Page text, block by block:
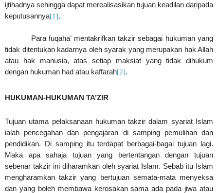
ijtihadnya sehingga dapat merealisasikan tujuan keadilan daripada
keputusannya[1].
Para fuqaha’ mentakrifkan takzir sebagai hukuman yang
tidak ditentukan kadarnya oleh syarak yang merupakan hak Allah
atau hak manusia, atas setiap maksiat yang tidak dihukum
dengan hukuman had atau kaffarah[2].
HUKUMAN-HUKUMAN TA’ZIR
Tujuan utama pelaksanaan hukuman takzir dalam syariat Islam
ialah pencegahan dan pengajaran di samping pemulihan dan
pendidikan. Di samping itu terdapat berbagai-bagai tujuan lagi.
Maka apa sahaja tujuan yang bertentangan dengan tujuan
sebenar takzir ini diharamkan oleh syariat Islam. Sebab itu Islam
mengharamkan takzir yang bertujuan semata-mata menyeksa
dan yang boleh membawa kerosakan sama ada pada jiwa atau